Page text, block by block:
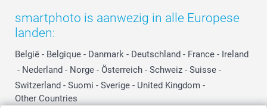
smartphoto is aanwezig in alle Europese
landen:
België - Belgique - Danmark - Deutschland - France - Ireland
- Nederland - Norge - Österreich - Schweiz - Suisse -
Switzerland - Suomi - Sverige - United Kingdom -
Other Countries